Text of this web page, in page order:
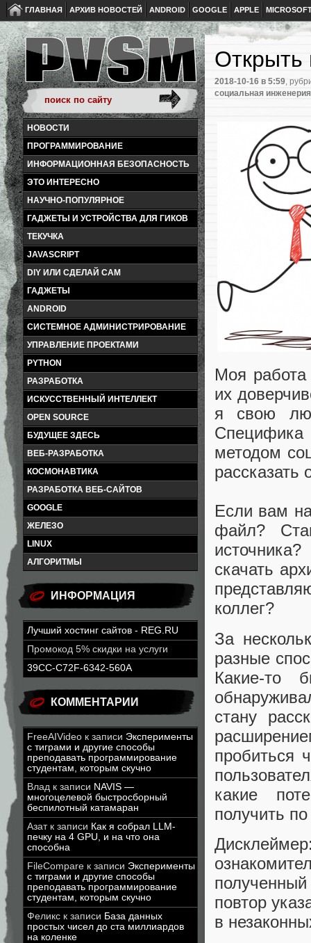
ГЛАВНАЯ АРХИВ НОВОСТЕЙ ANDROID GOOGLE APPLE
НОВОСТИ
ПРОГРАММИРОВАНИЕ
ИНФОРМАЦИОННАЯ БЕЗОПАСНОСТЬ
ЭТО ИНТЕРЕСНО
НАУЧНО-ПОПУЛЯРНОЕ
ГАДЖЕТЫ И УСТРОЙСТВА ДЛЯ ГИКОВ
ТЕКУЧКА
JAVASCRIPT
DIY ИЛИ СДЕЛАЙ САМ
ГАДЖЕТЫ
ANDROID
СИСТЕМНОЕ АДМИНИСТРИРОВАНИЕ
УПРАВЛЕНИЕ ПРОЕКТАМИ
PYTHON
РАЗРАБОТКА
ИСКУССТВЕННЫЙ ИНТЕЛЛЕКТ
OPEN SOURCE
БУДУЩЕЕ ЗДЕСЬ
ВЕБ-РАЗРАБОТКА
КОСМОНАВТИКА
РАЗРАБОТКА ВЕБ-САЙТОВ
GOOGLE
ЖЕЛЕЗО
LINUX
АЛГОРИТМЫ
ИНФОРМАЦИЯ
Лучший хостинг сайтов - REG.RU
Промокод 5% скидки на услуги
39CC-C72F-6342-560A
КОММЕНТАРИИ
FreeAIVideo к записи Эксперименты
с тиграми и другие способы
преподавать программирование
студентам, которым скучно
Влад к записи NAVIS —
многоцелевой быстросборный
беспилотный катамаран
Азатк записи Как я собрал LLM-
печку на 4 GPU, и на что она
способна
FileCompare к записи Эксперименты
с тиграми и другие способы
преподавать программирование
студентам, которым скучно
Феликс к записи База данных
простых чисел до ста миллиардов
на коленке
Открыть
2018-10-16 в 5:59,
социальная инженерия
Моя
их
я свою
Специфика
методом
рассказать
Если вам
файл?
скачать
коллег?
За
разные
Какие-то
стану
пробиться
какие
получить
полученный
повтор
в